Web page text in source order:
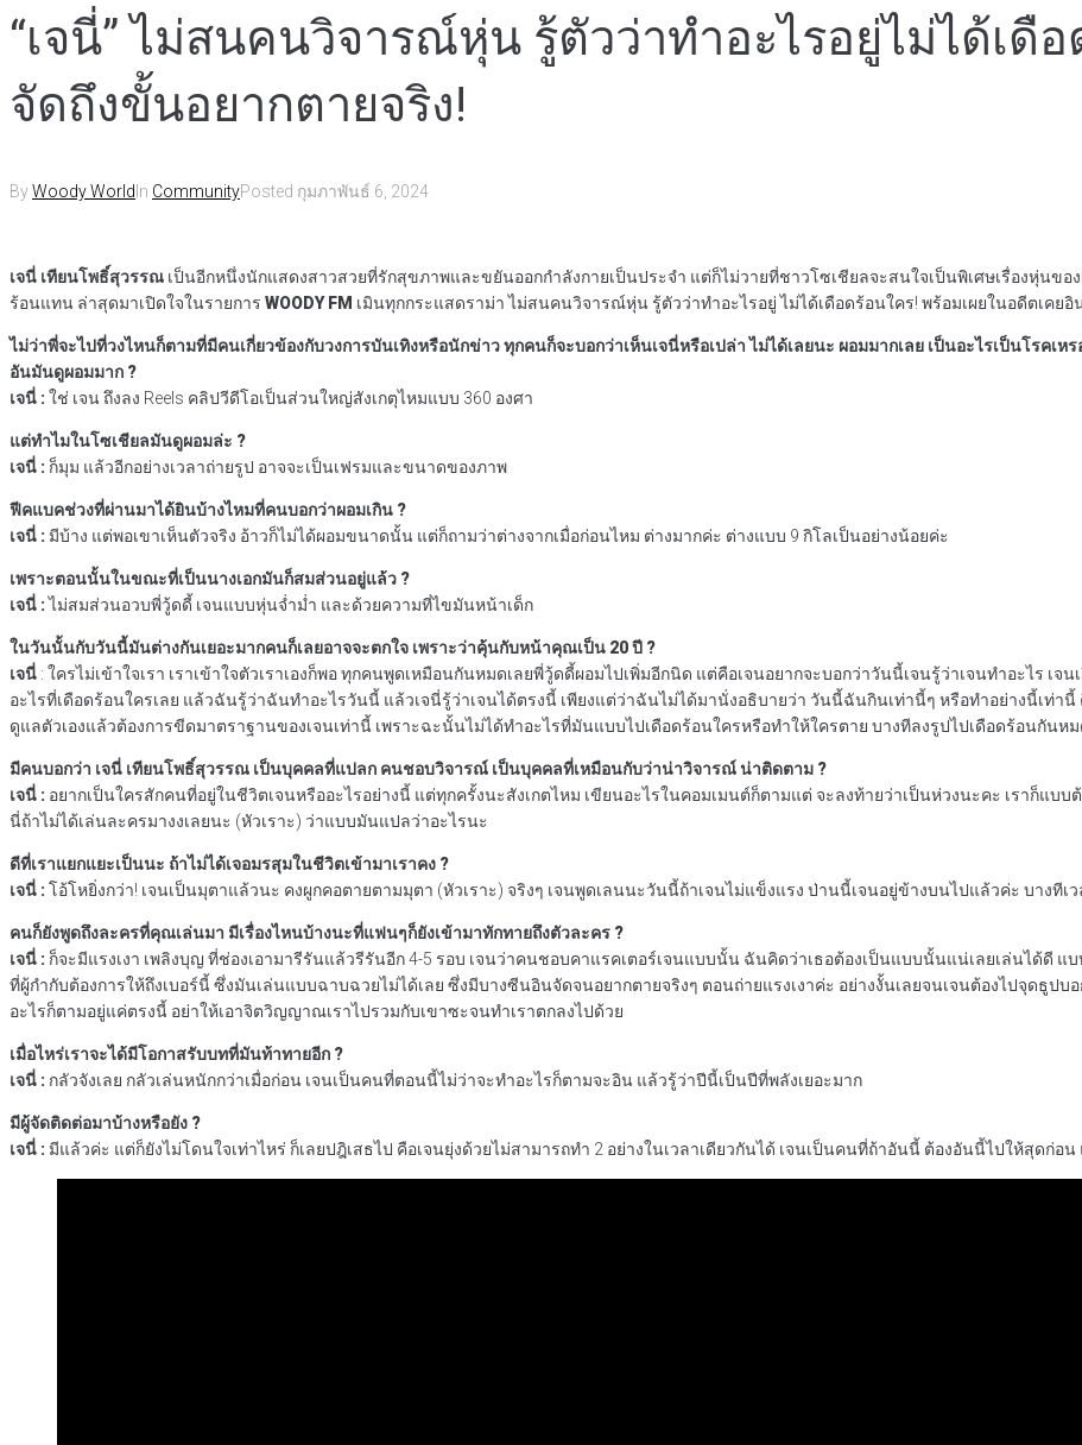
“เจนี่” ไม่สนคนวิจารณ์หุ่น รู้ตัวว่าทำอะไรอยู่ไม่ได้เดื
จัดถึงขั้นอยากตายจริง!
ByWoody World In CommunityPosted กุมภาพันธ์ 6, 2024
เจนี่ เทียนโพธิ์สุวรรณ เป็นอีกหนึ่งนักแสดงสาวสวยที่รักสุขภาพและขยันออกกำลังกายเป็นประจำ แต่ก็ไม่วายที่ชาวโซเชียลจะสนใจเป็นพิเศษเรื่องหุ่นข
ร้อนแทน ล่าสุดมาเปิดใจในรายการ WOODY FM เมินทุกกระแสดราม่า ไม่สนคนวิจารณ์หุ่น รู้ตัวว่าทำอะไรอยู่ ไม่ได้เดือดร้อนใคร! พร้อมเผยในอดีตเคย
ไม่ว่าพี่จะไปที่วงไหนก็ตามที่มีคนเกี่ยวข้องกับวงการบันเทิงหรือนักข่าว ทุกคนก็จะบอกว่าเห็นเจนี่หรือเปล่า ไม่ได้เลยนะ ผอมมากเลย เป็นอะไรเป็นโรคเ
อันมันดูผอมมาก ?
เจนี่ :ใช่ เจน ถึงลง Reels คลิปวีดีโอเป็นส่วนใหญ่สังเกตุไหมแบบ 360 องศา
แต่ทำไมในโซเชียลมันดูผอมล่ะ ?
เจนี่ : ก็มุม แล้วอีกอย่างเวลาถ่ายรูป อาจจะเป็นเฟรมและขนาดของภาพ
ฟีคแบคช่วงที่ผ่านมาได้ยินบ้างไหมที่คนบอกว่าผอมเกิน ?
เจนี่ : มีบ้าง แต่พอเขาเห็นตัวจริง อ้าวก็ไม่ได้ผอมขนาดนั้น แต่ก็ถามว่าต่างจากเมื่อก่อนไหม ต่างมากค่ะ ต่างแบบ 9 กิโลเป็นอย่างน้อยค่ะ
เพราะตอนนั้นในขณะที่เป็นนางเอกมันก็สมส่วนอยู่แล้ว ?
เจนี่ :ไม่สมส่วนอวบพี่วู้ดดี้ เจนแบบหุ่นจ่ำม่ำ และด้วยความที่ไขมันหน้าเด็ก
ในวันนั้นกับวันนี้มันต่างกันเยอะมากคนก็เลยอาจจะตกใจ เพราะว่าคุ้นกับหน้าคุณเป็น 20 ปี ?
เจนี่ : ใครไม่เข้าใจเรา เราเข้าใจตัวเราเองก็พอ ทุกคนพูดเหมือนกันหมดเลยพี่วู้ดดี้ผอมไปเพิ่มอีกนิด แต่คือเจนอยากจะบอกว่าวันนี้เจนรู้ว่าเจนทำอะไร เ
อะไรที่เดือดร้อนใครเลย แล้วฉันรู้ว่าฉันทำอะไรวันนี้ แล้วเจนี่รู้ว่าเจนได้ตรงนี้ เพียงแต่ว่าฉันไม่ได้มานั่งอธิบายว่า วันนี้ฉันกินเท่านี้ๆ หรือทำอย่างนี้เท่านี้
ดูแลตัวเองแล้วต้องการขีดมาตราฐานของเจนเท่านี้ เพราะฉะนั้นไม่ได้ทำอะไรที่มันแบบไปเดือดร้อนใครหรือทำให้ใครตาย บางทีลงรูปไปเดือดร้อนกันหม
มีคนบอกว่า เจนี่ เทียนโพธิ์สุวรรณ เป็นบุคคลที่แปลก คนชอบวิจารณ์ เป็นบุคคลที่เหมือนกับว่าน่าวิจารณ์ น่าติดตาม ?
เจนี่ : อยากเป็นใครสักคนที่อยู่ในชีวิตเจนหรืออะไรอย่างนี้ แต่ทุกครั้งนะสังเกตไหม เขียนอะไรในคอมเมนต์ก็ตามแต่ จะลงท้ายว่าเป็นห่วงนะคะ เราก็แบ
นี่ถ้าไม่ได้เล่นละครมางงเลยนะ (หัวเราะ) ว่าแบบมันแปลว่าอะไรนะ
ดีที่เราแยกแยะเป็นนะ ถ้าไม่ได้เจอมรสุมในชีวิตเข้ามาเราคง ?
เจนี่ :โอ้โหยิ่งกว่า! เจนเป็นมุตาแล้วนะ คงผูกคอตายตามมุตา (หัวเราะ) จริงๆ เจนพูดเลนนะวันนี้ถ้าเจนไม่แข็งแรง ป่านนี้เจนอยู่ข้างบนไปแล้วค่ะ บา
คนก็ยังพูดถึงละครที่คุณเล่นมา มีเรื่องไหนบ้างนะที่แฟนๆก็ยังเข้ามาทักทายถึงตัวละคร ?
เจนี่ : ก็จะมีแรงเงา เพลิงบุญ ที่ช่องเอามารีรันแล้วรีรันอีก 4-5 รอบ เจนว่าคนชอบคาแรคเตอร์เจนแบบนั้น ฉันคิดว่าเธอต้องเป็นแบบนั้นแน่เลยเล่นได้ดี แ
ที่ผู้กำกับต้องการให้ถึงเบอร์นี้ ซึ่งมันเล่นแบบฉาบฉวยไม่ได้เลย ซึ่งมีบางซีนอินจัดจนอยากตายจริงๆ ตอนถ่ายแรงเงาค่ะ อย่างงั้นเลยจนเจนต้องไปจุดธูปบ
อะไรก็ตามอยู่แค่ตรงนี้ อย่าให้เอาจิตวิญญาณเราไปรวมกับเขาซะจนทำเราตกลงไปด้วย
เมื่อไหร่เราจะได้มีโอกาสรับบทที่มันท้าทายอีก ?
เจนี่ : กลัวจังเลย กลัวเล่นหนักกว่าเมื่อก่อน เจนเป็นคนที่ตอนนี้ไม่ว่าจะทำอะไรก็ตามจะอิน แล้วรู้ว่าปีนี้เป็นปีที่พลังเยอะมาก
มีผู้จัดติดต่อมาบ้างหรือยัง ?
เจนี่ : มีแล้วค่ะ แต่ก็ยังไม่โดนใจเท่าไหร่ ก็เลยปฎิเสธไป คือเจนยุ่งด้วยไม่สามารถทำ 2 อย่างในเวลาเดียวกันได้ เจนเป็นคนที่ถ้าอันนี้ ต้องอันนี้ไปให้สุดก่